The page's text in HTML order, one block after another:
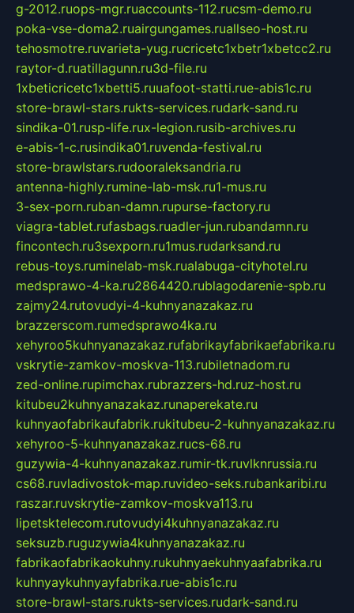
g-2012.ruops-mgr.ruaccounts-112.rucsm-demo.ru
poka-vse-doma2.ruairgungames.ruallseo-host.ru
tehosmotre.ruvarieta-yug.rucricetc1xbetr1xbetcc2.ru
raytor-d.ruatillagunn.ru3d-file.ru
1xbeticricetc1xbetti5.ruuafoot-statti.rue-abis1c.ru
store-brawl-stars.rukts-services.rudark-sand.ru
sindika-01.rusp-life.rux-legion.rusib-archives.ru
e-abis-1-c.rusindika01.ruvenda-festival.ru
store-brawlstars.rudooraleksandria.ru
antenna-highly.rumine-lab-msk.ru1-mus.ru
3-sex-porn.ruban-damn.rupurse-factory.ru
viagra-tablet.rufasbags.ruadler-jun.rubandamn.ru
fincontech.ru3sexporn.ru1mus.rudarksand.ru
rebus-toys.ruminelab-msk.rualabuga-cityhotel.ru
medsprawo-4-ka.ru2864420.rublagodarenie-spb.ru
zajmy24.rutovudyi-4-kuhnyanazakaz.ru
brazzerscom.rumedsprawo4ka.ru
xehyroo5kuhnyanazakaz.rufabrikayfabrikaefabrika.ru
vskrytie-zamkov-moskva-113.rubiletnadom.ru
zed-online.rupimchax.rubrazzers-hd.ruz-host.ru
kitubeu2kuhnyanazakaz.runaperekate.ru
kuhnyaofabrikaufabrik.rukitubeu-2-kuhnyanazakaz.ru
xehyroo-5-kuhnyanazakaz.rucs-68.ru
guzywia-4-kuhnyanazakaz.rumir-tk.ruvlknrussia.ru
cs68.ruvladivostok-map.ruvideo-seks.rubankaribi.ru
raszar.ruvskrytie-zamkov-moskva113.ru
lipetsktelecom.rutovudyi4kuhnyanazakaz.ru
seksuzb.ruguzywia4kuhnyanazakaz.ru
fabrikaofabrikaokuhny.rukuhnyaekuhnyaafabrika.ru
kuhnyaykuhnyayfabrika.rue-abis1c.ru
store-brawl-stars.rukts-services.rudark-sand.ru